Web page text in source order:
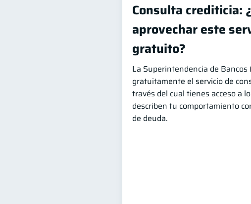
Consulta crediticia:
aprovechar este
gratuito?
La Superintendencia de Bancos
gratuitamente el servicio de
través del cual tienes acceso a
describen tu comportamiento
de deuda.